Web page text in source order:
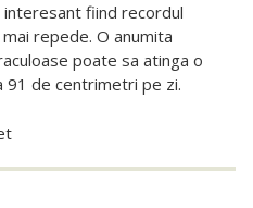
interesant fiind recordul
repede. O anumita
poate sa atinga o
91 de centrimetri pe zi.